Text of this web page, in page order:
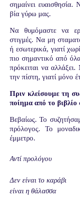
σημαίνει
βία γύρω μας.
Να θυμόμαστε να
στιγμές. Να μη
ή εσωτερικά, γιατί
πιο σημαντικό από
πρόκειται να
την πίστη, γιατί μόνο
Πριν κλείσουμε τη
ποίημα από το βιβλίο
Βεβαίως. Το
πρόλογος. Το
έμμετρο.
Αντί προλόγου
Δεν είναι το καράβι
είναι η θάλασσα